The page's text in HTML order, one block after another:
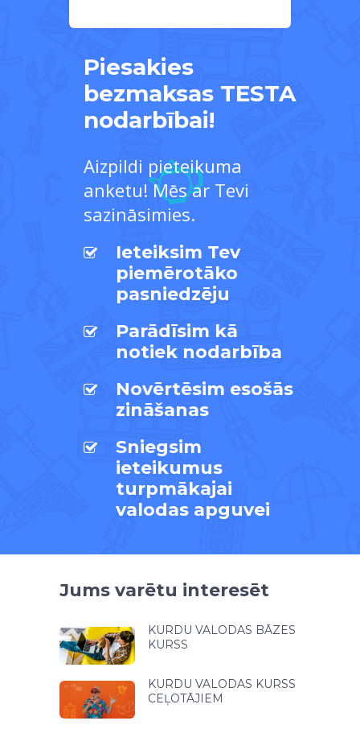
Piesakies
bezmaksas TESTA
nodarbībai!
Aizpildi pieteikuma
anketu! Mēs ar Tevi
sazināsimies.
Ieteiksim Tev
piemērotāko
pasniedzēju
Parādīsim kā
notiek nodarbība
Novērtēsim esošās
zināšanas
Sniegsim
ieteikumus
turpmākajai
valodas apguvei
Jums varētu interesēt
KURDU VALODAS BĀZES
KURSS
KURDU VALODAS KURSS
CEĻOTĀJIEM